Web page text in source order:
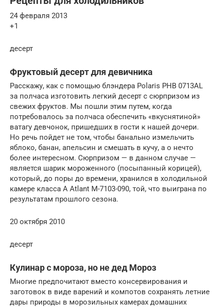
24 февраля 2013
+1
десерт
Фруктовый десерт для девичника
Расскажу, как с помощью блэндера Polaris PHB 0713AL
за полчаса изготовить легкий десерт с сюрпризом из
свежих фруктов. Мы пошли этим путем, когда
потребовалось за полчаса обеспечить «вкуснятиной»
ватагу девчонок, пришедших в гости к нашей дочери.
Но речь пойдет не том, чтобы банально измельчить
яблоко, банан, апельсин и смешать в кучу, а о нечто
более интересном. Сюрпризом — в данном случае —
является шарик мороженного (посыпанный корицей),
который, до поры до времени, хранился в холодильной
камере класса А Atlant M-7103-090, той, что выиграна по
результатам прошлого сезона.
20 октября 2010
десерт
Кулинар с мороза, но не дед Мороз
Многие предпочитают вместо консервирования и
заготовок в виде варений и компотов сохранять летние
дары природы в морозильных камерах домашних